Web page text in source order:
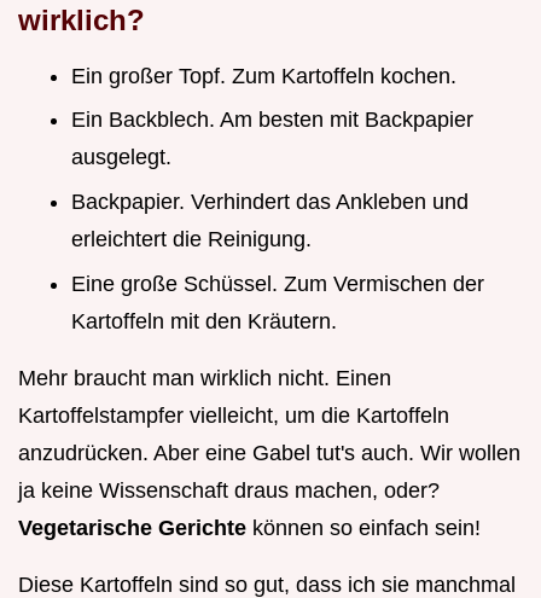
wirklich?
Ein großer Topf. Zum Kartoffeln kochen.
Ein Backblech. Am besten mit Backpapier
ausgelegt.
Backpapier. Verhindert das Ankleben und
erleichtert die Reinigung.
Eine große Schüssel. Zum Vermischen der
Kartoffeln mit den Kräutern.
Mehr braucht man wirklich nicht. Einen
Kartoffelstampfer vielleicht, um die Kartoffeln
anzudrücken. Aber eine Gabel tut's auch. Wir wollen
ja keine Wissenschaft draus machen, oder?
Vegetarische Gerichte können so einfach sein!
Diese Kartoffeln sind so gut, dass ich sie manchmal